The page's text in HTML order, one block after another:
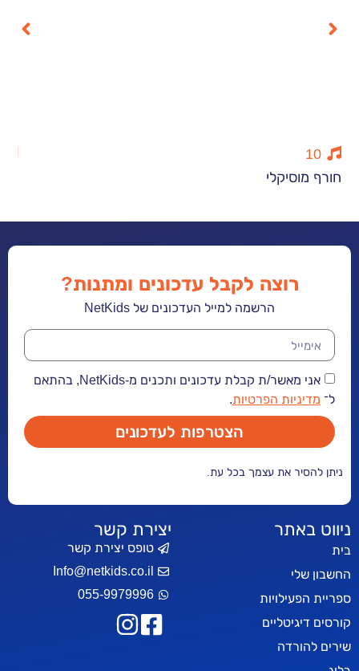
רוצה לקבל עדכונים ומתנות?
הרשמה למייל העדכונים של NetKids
אני מאשר/ת קבלת עדכונים ותכנים מ-NetKids, בהתאם
הפרטיות.
הצטרפות לעדכונים
את עצמך בכל עת.
יצירת קשר
טופס יצירת קשר
Info@netkids.co.il
055-9979996